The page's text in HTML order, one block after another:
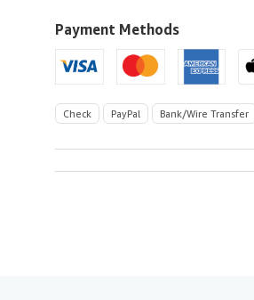
U.S.A.
Payment Methods
Check PayPal Bank/Wire Transfer